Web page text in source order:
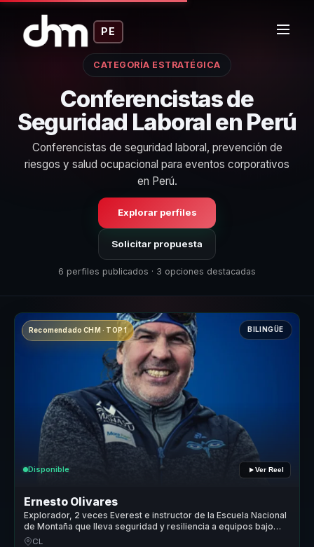
PE
CATEGORÍA ESTRATÉGICA
Conferencistas de
Seguridad Laboral en Perú
Conferencistas de seguridad laboral, prevención de
riesgos y salud ocupacional para eventos corporativos
en Perú.
Explorar perfiles
Solicitar propuesta
6 perfiles publicados · 3 opciones destacadas
Recomendado CHM · TOP 1 BILINGÜE
Disponible Ver Reel
Ernesto Olivares
Explorador, 2 veces Everest e instructor de la Escuela Nacional
de Montaña que lleva seguridad y resiliencia a equipos bajo
presión.
CL